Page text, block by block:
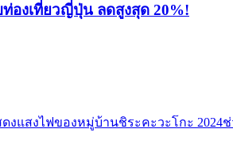
องเที่ยวญี่ปุ่น ลดสูงสุด 20%!
งแสงไฟของหมู่บ้านชิระคะวะโกะ 2024ช่